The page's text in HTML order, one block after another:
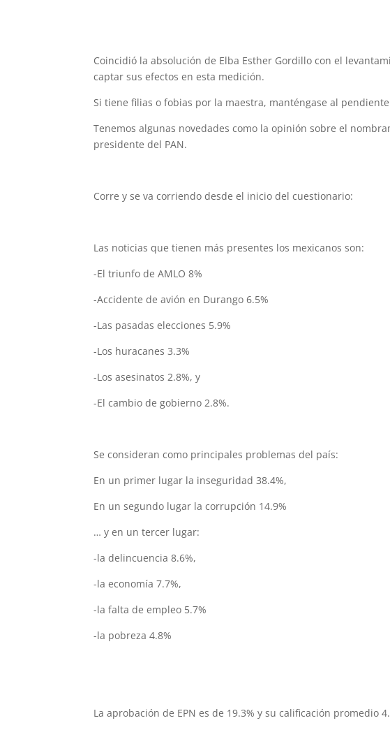
Coincidió la absolución de Elba Esther Gordillo con el
captar sus efectos en esta medición.
Si tiene filias o fobias por la maestra, manténgase al
Tenemos algunas novedades como la opinión sobre el
presidente del PAN.
Corre y se va corriendo desde el inicio del cuestionario:
Las noticias que tienen más presentes los mexicanos son:
-El triunfo de AMLO 8%
-Accidente de avión en Durango 6.5%
-Las pasadas elecciones 5.9%
-Los huracanes 3.3%
-Los asesinatos 2.8%, y
-El cambio de gobierno 2.8%.
Se consideran como principales problemas del país:
En un primer lugar la inseguridad 38.4%,
En un segundo lugar la corrupción 14.9%
… y en un tercer lugar:
-la delincuencia 8.6%,
-la economía 7.7%,
-la falta de empleo 5.7%
-la pobreza 4.8%
La aprobación de EPN es de 19.3% y su calificación promedio